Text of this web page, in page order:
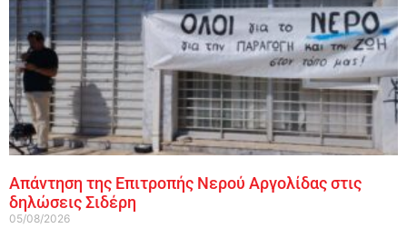
Απάντηση της Επιτροπής Νερού Αργολίδας στις
δηλώσεις Σιδέρη
05/08/2026